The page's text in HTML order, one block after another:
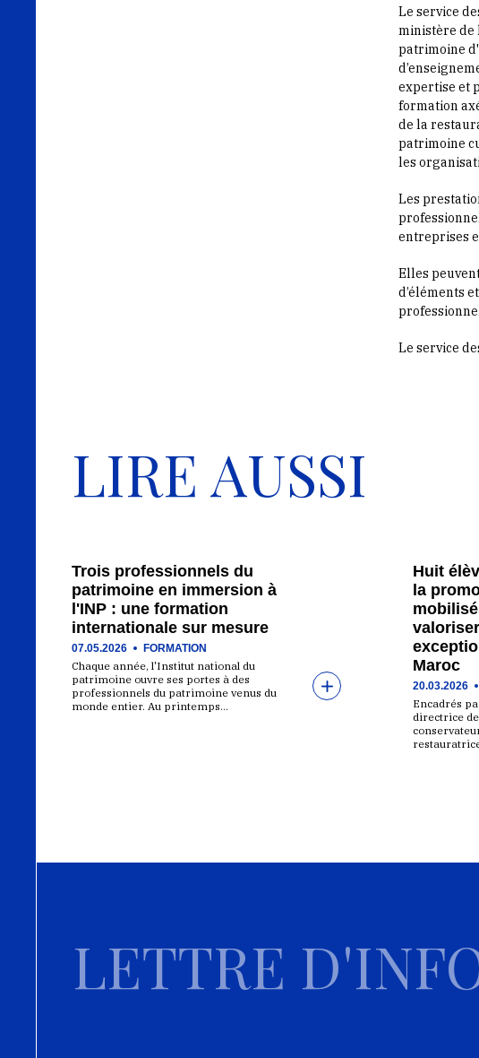
Coopération académique et
Coopération académique et
Bénin
En savoir plus
Coopération académique et
En savoir plus
Le service
ministère de
patrimoine
expertise et
formation
de la
patrimoine
les
Les
entreprises
Elles
d’éléments
Le service
LIRE AUSSI
Trois professionnels du
patrimoine en immersion à
l'INP : une formation
internationale sur mesure
07.05.2026 FORMATION
Chaque année, l'Institut national du
patrimoine ouvre ses portes à des
professionnels du patrimoine venus du
monde entier. Au printemps…
Huit
la
Maroc
20.03.2026
Encadrés
directrice
LETTRE